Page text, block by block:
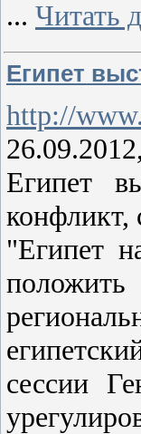
... Читать
Египет
http://
Египет
"Египет
сессии